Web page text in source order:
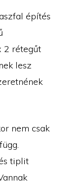
építés
2 rétegűt
lesz
nem csak
tiplit